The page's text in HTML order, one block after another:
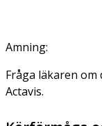
Amning:
Fråga läkaren
Actavis.